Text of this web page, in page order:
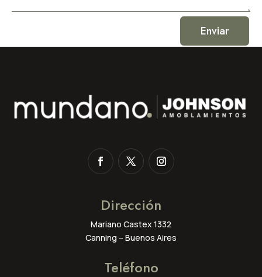
Enviar
Dirección
Mariano Castex 1332
Canning – Buenos Aires
Teléfono